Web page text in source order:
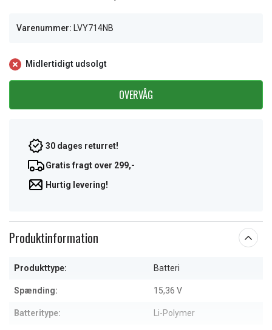
Varenummer: LVY714NB
Midlertidigt udsolgt
OVERVÅG
30 dages returret!
Gratis fragt over 299,-
Hurtig levering!
Produktinformation
Produkttype: Batteri
Spænding: 15,36 V
Batteritype: Li-Polymer